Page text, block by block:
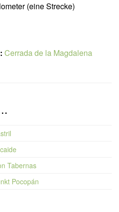
(eine Strecke)
Cerrada de la Magdalena
Tabernas
Pocopán